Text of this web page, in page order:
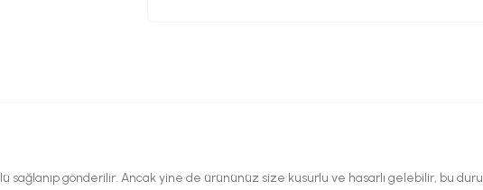
gönderilir. Ancak yine de ürününüz size kusurlu ve hasarlı gelebilir, bu